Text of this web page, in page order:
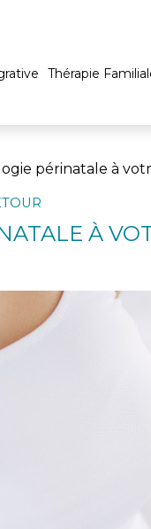
Thérapie
périnatale à
À